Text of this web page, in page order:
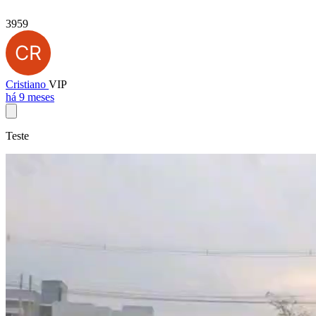
3959
Cristiano VIP
há 9 meses
Teste